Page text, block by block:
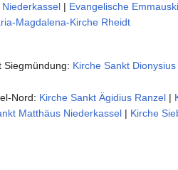
| Evangelische
Magdalena-Kirche Rheidt
Siegmündung: Kirche Sankt
Nord: Kirche Sankt Ägidius Ranzel |
Matthäus Niederkassel | Kirche